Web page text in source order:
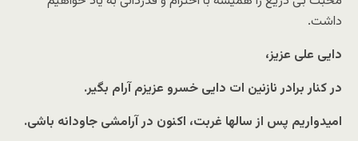
داشت.
دایى علی عزیز،
در كنار برادر نازنین ات دایی خسرو عزیزم آرام بگیر.
امیدواریم پس از سالها غربت، اكنون در آرامشى جاودانه باشى.